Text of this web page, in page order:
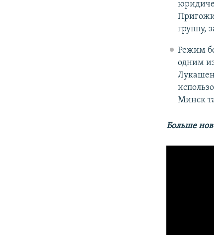
группу,
Режим
одним
Минск
Больше